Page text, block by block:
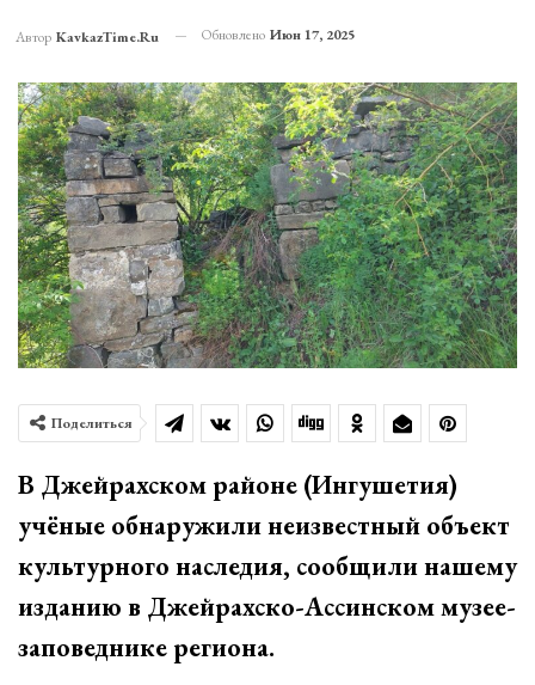
Автор KavkazTime.ru Обновлено Июн 17, 2025
Поделиться
В Джейрахском районе (Ингушетия)
учёные обнаружили неизвестный объект
культурного наследия, сообщили нашему
изданию в Джейрахско-Ассинском музее-
заповеднике региона.